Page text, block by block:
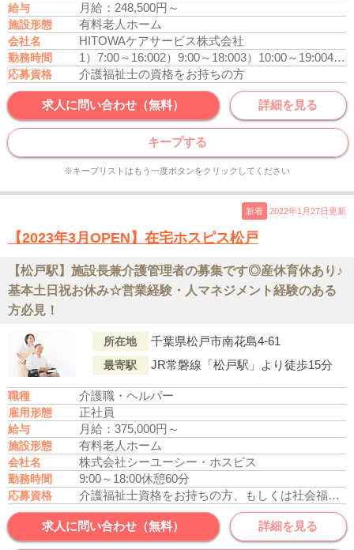
給与 月給：248,500円～
施設形態 有料老人ホーム
会社名 HITOWAケアサービス株式会社
勤務時間 1）7:00～16:002）9:00～18:003）10:00～19:004）16:30～翌9:30
応募資格 介護福祉士の資格をお持ちの方
求人に問い合わせ（無料） 詳細を見る
キープする
※キープリストはもう一度ボタンをクリックしてください
新着 2022年1月27日更新
【2023年3月OPEN】在宅ホスピス松戸
【松戸駅】施設長兼介護管理者の募集です◎産休育休あり♪
基本土日祝お休み☆営業経験・人マネジメント経験のある
方必見！
所在地 千葉県松戸市南花島4-61
最寄駅 JR常磐線「松戸駅」より徒歩15分
職種 介護職・ヘルパー
雇用形態 正社員
給与 月給：375,000円～
施設形態 有料老人ホーム
会社名 株式会社シーユーシー・ホスピス
勤務時間 9:00～18:00休憩60分
応募資格 介護福祉士資格をお持ちの方、もしくは社会福祉士資格をお持ちの方
求人に問い合わせ（無料） 詳細を見る